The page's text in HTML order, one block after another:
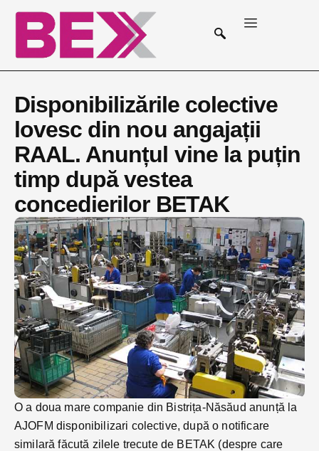
Disponibilizările colective
lovesc din nou angajații
RAAL. Anunțul vine la puțin
timp după vestea
concedierilor BETAK
O a doua mare companie din Bistrița-Năsăud anunță la
AJOFM disponibilizari colective, după o notificare
similară făcută zilele trecute de BETAK (despre care